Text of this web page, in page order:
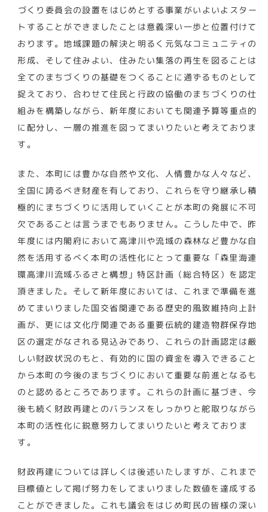
づくり委員会の設置をはじめとする事業がいよいよスター
トすることができましたことは意義深い一歩と位置付けて
おります。地域課題の解決と明るく元気なコミュニティの
形成、そして住みよい、住みたい集落の再生を図ることは
全てのまちづくりの基礎をつくることに通ずるものとして
捉えており、合わせて住民と行政の協働のまちづくりの仕
組みを構築しながら、新年度においても関連予算等重点的
に配分し、一層の推進を図ってまいりたいと考えておりま
す。
また、本町には豊かな自然や文化、人情豊かな人々など、
全国に誇るべき財産を有しており、これらを守り継承し積
極的にまちづくりに活用していくことが本町の発展に不可
欠であることは言うまでもありません。こうした中で、昨
年度には内閣府において高津川や流域の森林など豊かな自
然を活用するべく本町の活性化にとって重要な「森里海連
環高津川流域ふるさと構想」特区計画（総合特区）を認定
頂きました。そして新年度においては、これまで準備を進
めてまいりました国交省関連である歴史的風致維持向上計
画が、更には文化庁関連である重要伝統的建造物群保存地
区の選定がなされる見込みであり、これらの計画認定は厳
しい財政状況のもと、有効的に国の資金を導入できること
から本町の今後のまちづくりにおいて重要な前進となるも
のと認めるところであります。これらの計画に基づき、今
後も続く財政再建とのバランスをしっかりと舵取りながら
本町の活性化に鋭意努力してまいりたいと考えておりま
す。
財政再建については詳しくは後述いたしますが、これまで
目標値として掲げ努力をしてまいりました数値を達成する
ことができました。これも議会をはじめ町民の皆様の深い